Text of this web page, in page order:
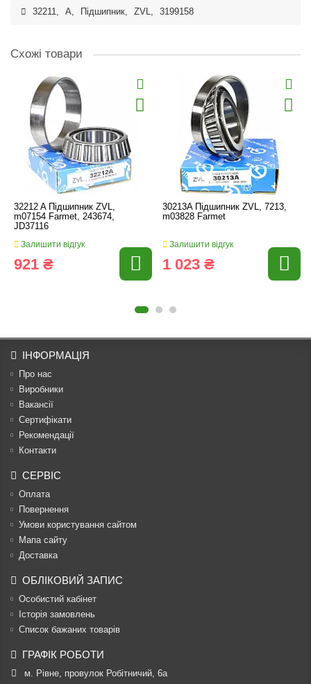
32211, A, Підшипник, ZVL, 3199158
Схожі товари
32212 A Підшипник ZVL,
m07154 Farmet, 243674,
JD37116
Залишити відгук
921 ₴
30213A Підшипник ZVL, 7213,
m03828 Farmet
Залишити відгук
1 023 ₴
ІНФОРМАЦІЯ
Про нас
Виробники
Вакансії
Сертифікати
Рекомендації
Контакти
СЕРВІС
Оплата
Повернення
Умови користування сайтом
Мапа сайту
Доставка
ОБЛІКОВИЙ ЗАПИС
Особистий кабінет
Історія замовлень
Список бажаних товарів
ГРАФІК РОБОТИ
м. Рівне, провулок Робітничий, 6а